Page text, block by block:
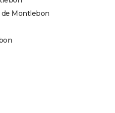
Montlebon